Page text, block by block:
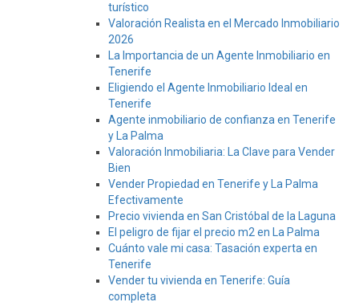
turístico
Valoración Realista en el Mercado Inmobiliario
2026
La Importancia de un Agente Inmobiliario en
Tenerife
Eligiendo el Agente Inmobiliario Ideal en
Tenerife
Agente inmobiliario de confianza en Tenerife
y La Palma
Valoración Inmobiliaria: La Clave para Vender
Bien
Vender Propiedad en Tenerife y La Palma
Efectivamente
Precio vivienda en San Cristóbal de la Laguna
El peligro de fijar el precio m2 en La Palma
Cuánto vale mi casa: Tasación experta en
Tenerife
Vender tu vivienda en Tenerife: Guía
completa